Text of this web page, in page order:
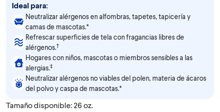
Ideal para:
Neutralizar alérgenos en alfombras, tapetes, tapicería y
camas de mascotas.*
Refrescar superficies de tela con fragancias libres de
alérgenos.†
Hogares con niños, mascotas o miembros sensibles a las
alergias.‡
Neutralizar alérgenos no viables del polen, materia de ácaros
del polvo y caspa de mascotas.*
Tamaño disponible: 26 oz.